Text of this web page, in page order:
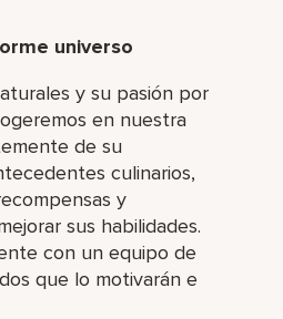
universo
y su pasión por
en nuestra
de su
culinarios,
y
sus habilidades.
con un equipo de
que lo motivarán e